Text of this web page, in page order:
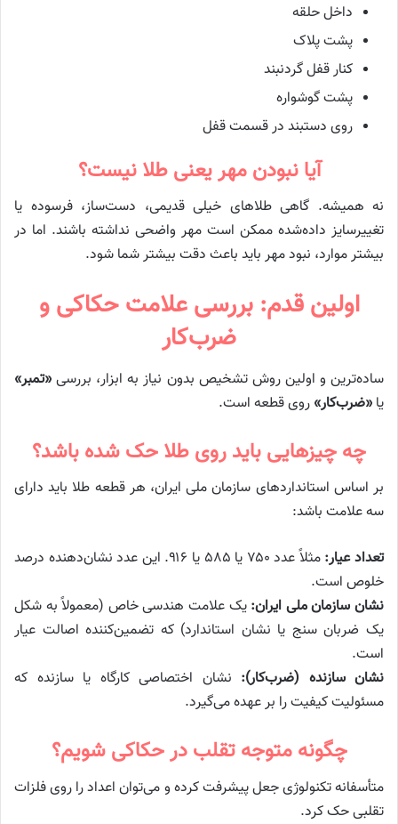
داخل حلقه
پشت پلاک
کنار قفل گردنبند
پشت گوشواره
روی دستبند در قسمت قفل
آیا نبودن مهر یعنی طلا نیست؟
نه همیشه. گاهی طلاهای خیلی قدیمی، دست‌ساز، فرسوده یا
تغییرسایز داده‌شده ممکن است مهر واضحی نداشته باشند. اما در
بیشتر موارد، نبود مهر باید باعث دقت بیشتر شما شود.
اولین قدم: بررسی علامت حکاکی و
ضرب‌کار
ساده‌ترین و اولین روش تشخیص بدون نیاز به ابزار، بررسی «تمبر»
یا «ضرب‌کار» روی قطعه است.
چه چیزهایی باید روی طلا حک شده باشد؟
بر اساس استانداردهای سازمان ملی ایران، هر قطعه طلا باید دارای
سه علامت باشد:
تعداد عیار:
مثلاً عدد ۷۵۰ یا ۵۸۵ یا ۹۱۶. این عدد نشان‌دهنده درصد
خلوص است.
نشان سازمان ملی ایران: یک علامت هندسی خاص (معمولاً به شکل
یک ضربان سنج یا نشان استاندارد) که تضمین‌کننده اصالت عیار
است.
نشان سازنده (ضرب‌کار): نشان اختصاصی کارگاه یا سازنده که
مسئولیت کیفیت را بر عهده می‌گیرد.
چگونه متوجه تقلب در حکاکی شویم؟
متأسفانه تکنولوژی جعل پیشرفت کرده و می‌توان اعداد را روی فلزات
تقلبی حک کرد.